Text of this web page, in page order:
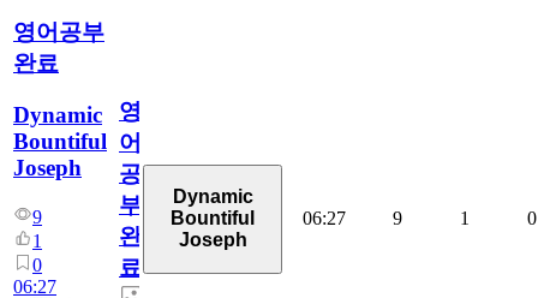
영어공부
완료
Dynamic
Bountiful
Joseph
9
1
0
06:27
영
어
공
부
완
료
Dynamic
Bountiful
Joseph
06:27 9 1 0